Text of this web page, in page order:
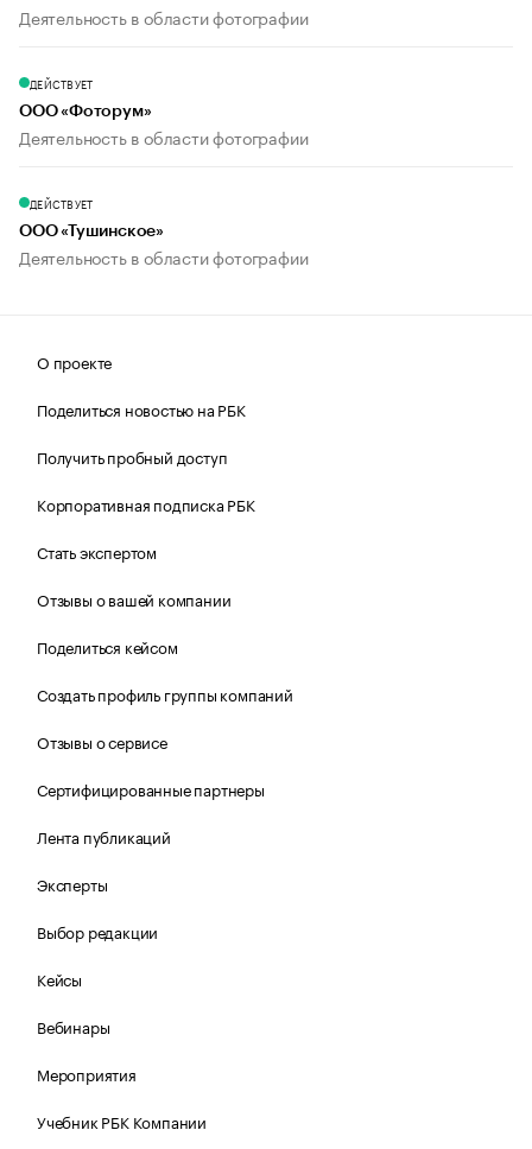
Деятельность в области фотографии
ДЕЙСТВУЕТ
ООО «Фоторум»
Деятельность в области фотографии
ДЕЙСТВУЕТ
ООО «Тушинское»
Деятельность в области фотографии
О проекте
Поделиться новостью на РБК
Получить пробный доступ
Корпоративная подписка РБК
Стать экспертом
Отзывы о вашей компании
Поделиться кейсом
Создать профиль группы компаний
Отзывы о сервисе
Сертифицированные партнеры
Лента публикаций
Эксперты
Выбор редакции
Кейсы
Вебинары
Мероприятия
Учебник РБК Компании